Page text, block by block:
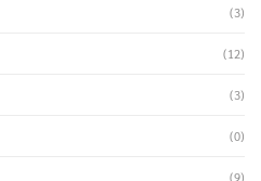
(3)
(12)
(3)
(0)
(9)